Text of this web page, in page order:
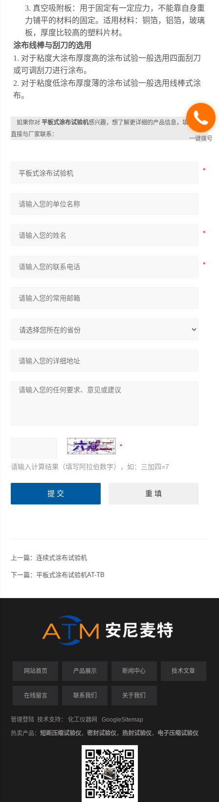
3. 真空吸附板：用于固定有一定应力，不能靠自身重
力铺平的材料的固定。适用材料：铜箔，铝箔，玻璃
板，厚度比较高的塑料片材。
涂布线棒与刮刀的选用
1. 对于粘度大涂布厚度高的涂布试验一般选用四面刮刀
或可调刮刀进行涂布。
2. 对于粘度低涂布厚度薄的涂布试验一般选用线棒式涂
布。
如果你对平板式涂布试验机感兴趣，想了解更详细的产品信息，填写下表
直接与厂家联系：
请输入计算结果（填写阿拉伯数字），如：三加四=7
上一篇：连续式涂布试验机
下一篇：平板式涂布试验机AT-TB
网站首页 产品展示 新闻中心 技术文章
在线留言 联系我们 关于我们
管理登陆 技术支持：化工仪器网
GoogleSitemap
热卖产品：短距压缩试验仪，密封试验仪，热封试验仪， 电子压缩试验仪
一键拨号